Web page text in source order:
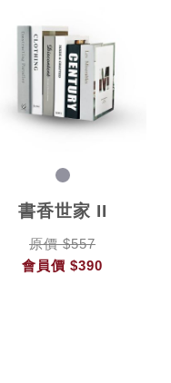
書香世家 II
原價 $557
會員價 $390